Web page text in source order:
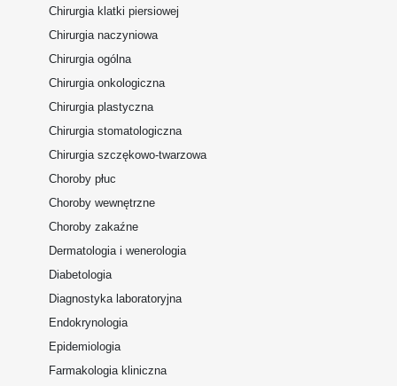
Chirurgia klatki piersiowej
Chirurgia naczyniowa
Chirurgia ogólna
Chirurgia onkologiczna
Chirurgia plastyczna
Chirurgia stomatologiczna
Chirurgia szczękowo-twarzowa
Choroby płuc
Choroby wewnętrzne
Choroby zakaźne
Dermatologia i wenerologia
Diabetologia
Diagnostyka laboratoryjna
Endokrynologia
Epidemiologia
Farmakologia kliniczna